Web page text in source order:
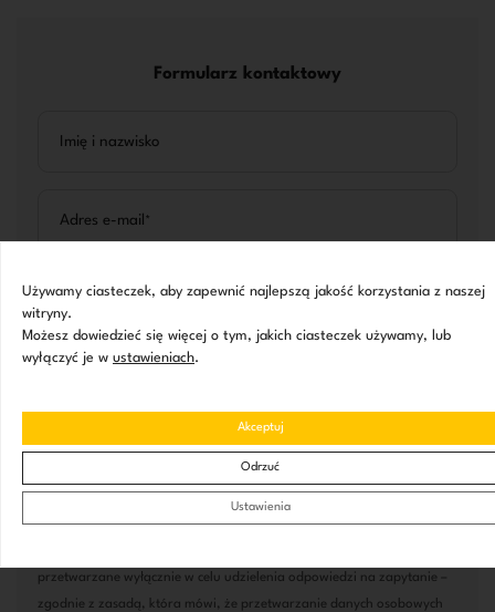
Formularz kontaktowy
Imię i nazwisko
Adres e-mail *
Numer telefonu*
Administratorem danych osobowych podanych formularzu jest ...
przetwarzane wyłącznie w celu udzielenia odpowiedzi na zapytanie –
zgodnie z zasadą, która mówi, że przetwarzanie danych osobowych
Używamy ciasteczek, aby zapewnić najlepszą jakość korzystania z naszej
witryny.
Możesz dowiedzieć się więcej o tym, jakich ciasteczek używamy, lub
wyłączyć je w ustawieniach.
Akceptuj
Odrzuć
Ustawienia